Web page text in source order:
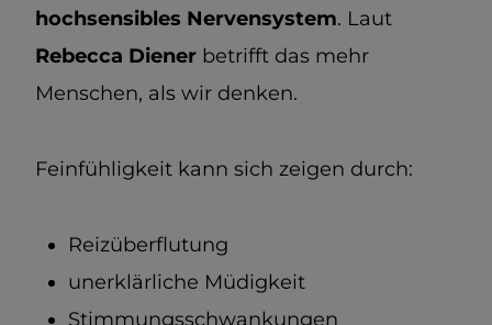
hochsensibles Nervensystem. Laut
Rebecca Diener betrifft das mehr
Menschen, als wir denken.
Feinfühligkeit kann sich zeigen durch:
Reizüberflutung
unerklärliche Müdigkeit
Stimmungsschwankungen